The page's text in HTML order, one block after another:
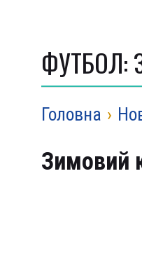
ФУТБОЛ:
Головна ›
Зимовий